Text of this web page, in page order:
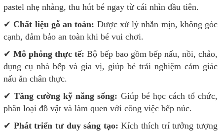
pastel nhẹ nhàng, thu hút bé ngay từ cái nhìn đầu tiên.
✔ Chất liệu gỗ an toàn: Được xử lý nhẵn mịn, không góc
cạnh, đảm bảo an toàn khi bé vui chơi.
✔Mô phỏng thực tế: Bộ bếp bao gồm bếp nấu, nồi, chảo,
dụng cụ nhà bếp và gia vị, giúp bé trải nghiệm cảm giác
nấu ăn chân thực.
✔Tăng cường kỹ năng sống: Giúp bé học cách tổ chức,
phân loại đồ vật và làm quen với công việc bếp núc.
✔ Phát triển tư duy sáng tạo: Kích thích trí tưởng tượng